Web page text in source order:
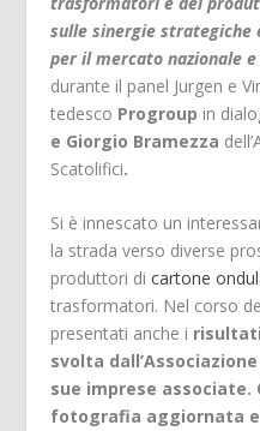
sulle sinergie
per il mercato nazionale
durante il panel Jurgen e
tedesco Progroup in
e Giorgio Bramezza
Scatolifici.
Si è innescato un
la strada verso diverse
produttori dicartone
trasformatori. Nel corso
presentati anche i
svolta
sue imprese
fotografia aggiornata